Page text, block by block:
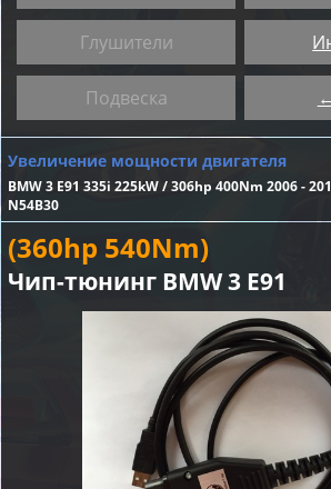
Глушители
Подвеска
Увеличение мощности двигателя
BMW 3 E91 335i 225kW / 306hp 400Nm 2006 -
N54B30
(360hp 540Nm)
Чип-тюнинг BMW 3 E91